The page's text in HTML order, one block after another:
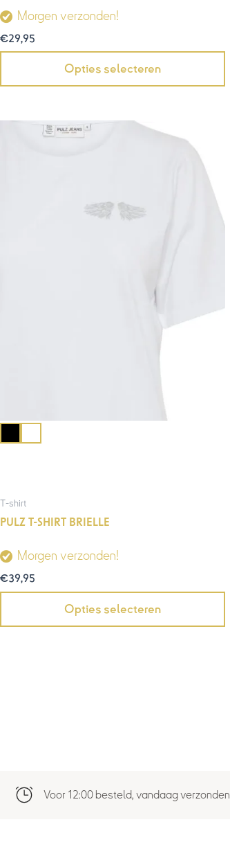
Morgen verzonden!
€29,95
Opties selecteren
T-shirt
PULZ T-SHIRT BRIELLE
Morgen verzonden!
€39,95
Opties selecteren
Voor 12:00 besteld, vandaag verzonden